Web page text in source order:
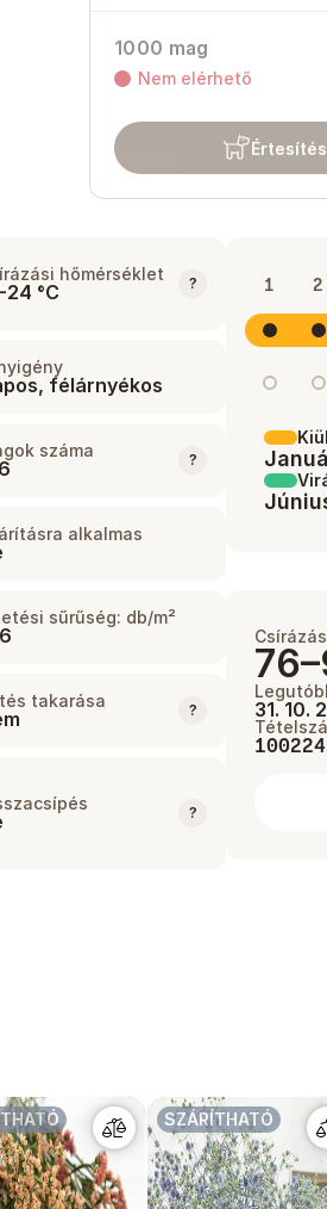
1000 mag
Nem elérhető
hőmérséklet
24 °C ?
félárnyékos
száma ?
alkalmas
sűrűség: db/m²
takarása ?
?
1 2
31. 10.
SZÁRÍTHATÓ